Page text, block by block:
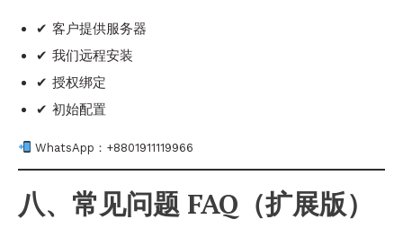
✔ 客户提供服务器
✔ 我们远程安装
✔ 授权绑定
✔ 初始配置
WhatsApp：+8801911119966
八、常见问题 FAQ（扩展版）